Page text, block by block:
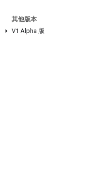
其他版本
V1 Alpha 版